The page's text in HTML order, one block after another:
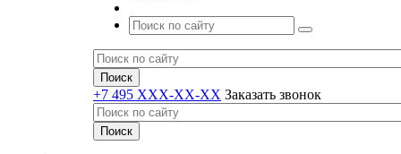
+7 495 XXX-XX-XX Заказать звонок